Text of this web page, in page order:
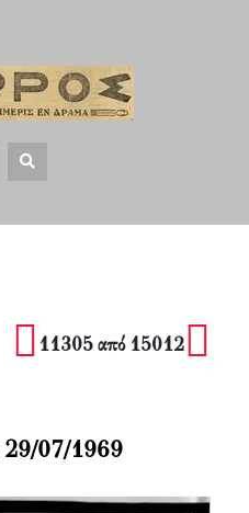
11305 από 15012
29/07/1969